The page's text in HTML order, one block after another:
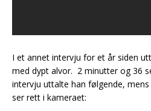
I et annet intervju for et år siden
med dypt alvor. 2 minutter og 36
intervju uttalte han følgende,
ser rett i kameraet: